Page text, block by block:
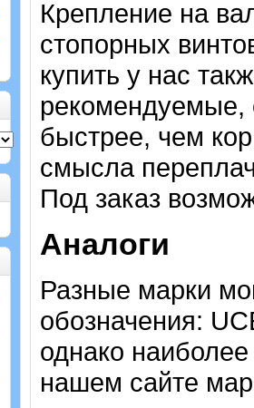
Крепление на
стопорных
купить у нас
рекомендуемые,
быстрее, чем
смысла
Под заказ
Аналоги
Разные марки
обозначения:
однако
нашем сайте